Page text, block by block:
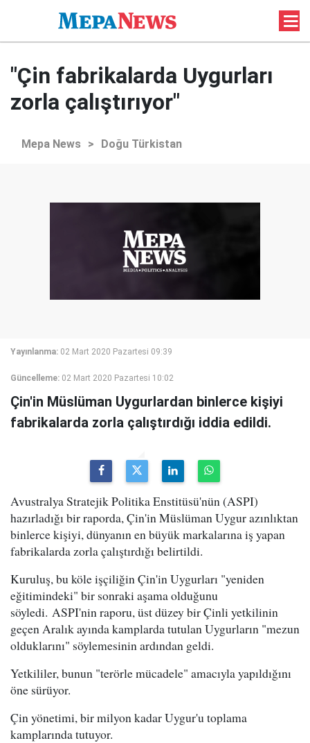
"Çin fabrikalarda Uygurları
zorla çalıştırıyor"
Mepa News > Doğu Türkistan
Yayınlanma: 02 Mart 2020 Pazartesi 09:39
Güncelleme: 02 Mart 2020 Pazartesi 10:02
Çin'in Müslüman Uygurlardan binlerce kişiyi
fabrikalarda zorla çalıştırdığı iddia edildi.
Avustralya Stratejik Politika Enstitüsü'nün (ASPI)
hazırladığı bir raporda, Çin'in Müslüman Uygur azınlıktan
binlerce kişiyi, dünyanın en büyük markalarına iş yapan
fabrikalarda zorla çalıştırdığı belirtildi.
Kuruluş, bu köle işçiliğin Çin'in Uygurları "yeniden
eğitimindeki" bir sonraki aşama olduğunu
söyledi. ASPI'nin raporu, üst düzey bir Çinli yetkilinin
geçen Aralık ayında kamplarda tutulan Uygurların "mezun
olduklarını" söylemesinin ardından geldi.
Yetkililer, bunun "terörle mücadele" amacıyla yapıldığını
öne sürüyor.
Çin yönetimi, bir milyon kadar Uygur'u toplama
kamplarında tutuyor.